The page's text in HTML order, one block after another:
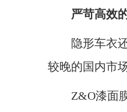
严苛高效
隐形车衣还
较晚的国内市
Z&O漆面膜